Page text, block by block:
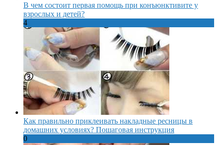
В чем состоит первая помощь при конъюнктивите у
взрослых и детей?
4
Как правильно приклеивать накладные ресницы в
домашних условиях? Пошаговая инструкция
0